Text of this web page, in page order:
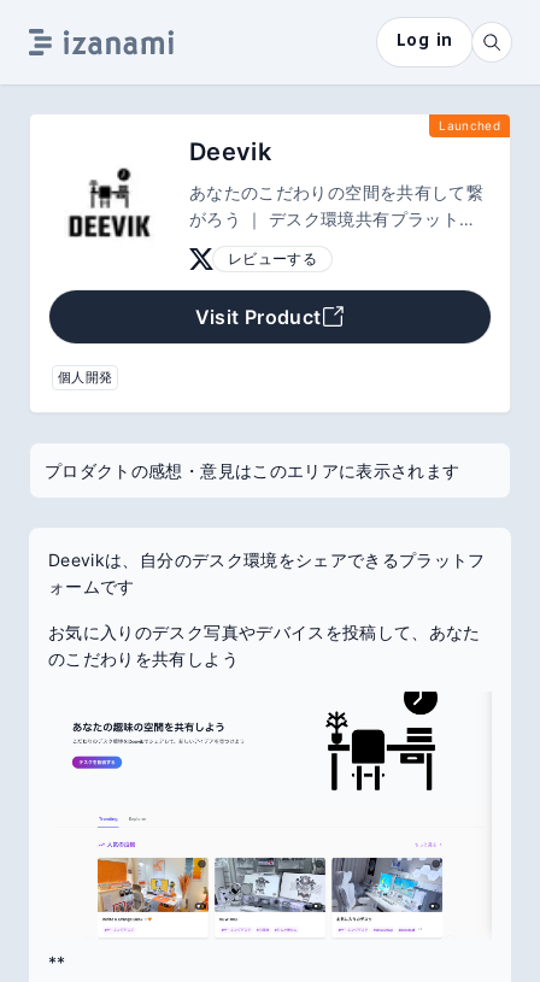
Log in
Launched
Deevik
あなたのこだわりの空間を共有して繋
がろう ｜ デスク環境共有プラットフ
ォーム
レビューする
Visit Product
個人開発
プロダクトの感想・意見はこのエリアに表示されます
Deevikは、自分のデスク環境をシェアできるプラットフ
ォームです
お気に入りのデスク写真やデバイスを投稿して、あなた
のこだわりを共有しよう
**